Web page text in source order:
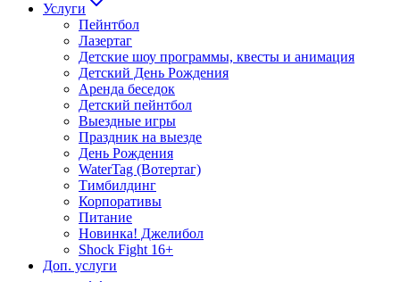
Услуги
Пейнтбол
Лазертаг
Детские шоу программы, квесты и анимация
Детский День Рождения
Аренда беседок
Детский пейнтбол
Выездные игры
Праздник на выезде
День Рождения
WaterTag (Вотертаг)
Тимбилдинг
Корпоративы
Питание
Новинка! Джелибол
Shock Fight 16+
Доп. услуги